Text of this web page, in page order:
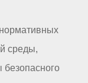
среды,